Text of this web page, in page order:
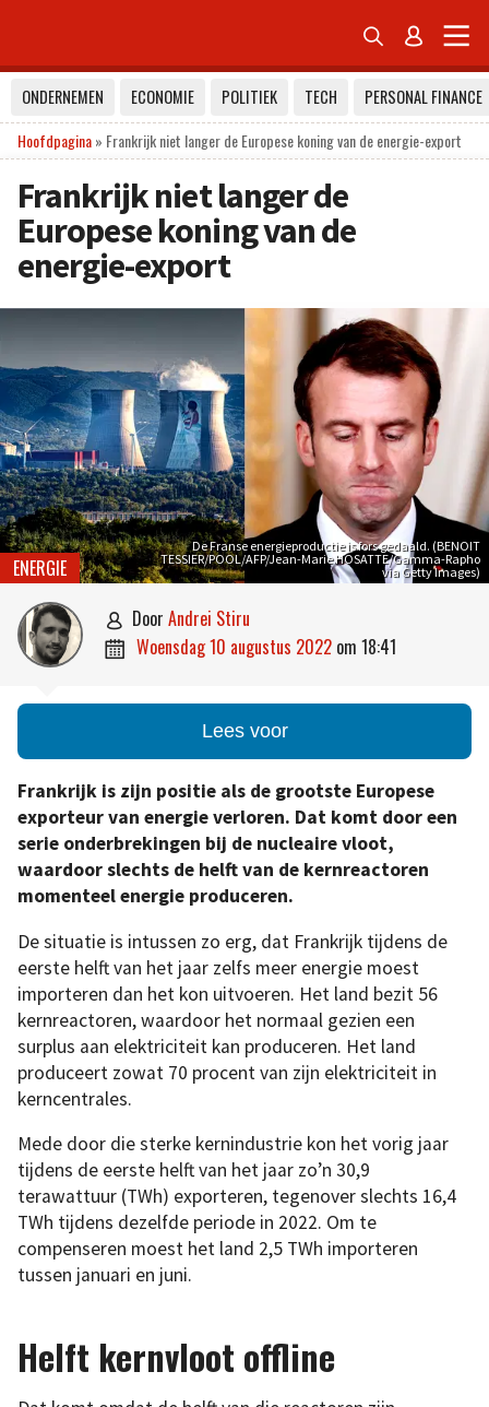
 
ONDERNEMEN ECONOMIE POLITIEK TECH
PERSONAL FINANCE
Hoofdpagina» Frankrijk niet langer de Europese koning van de energie-export
Frankrijk niet langer de
Europese koning van de
energie-export
De Franse energieproductie is fors gedaald. (BENOIT
TESSIER/POOL/AFP/Jean-Marie HOSATTE/Gamma-Rapho
via Getty Images)
ENERGIE
 door Andrei Stiru
 woensdag 10 augustus 2022 om 18:41
Lees voor
Frankrijk is zijn positie als de grootste Europese
exporteur van energie verloren. Dat komt door een
serie onderbrekingen bij de nucleaire vloot,
waardoor slechts de helft van de kernreactoren
momenteel energie produceren.
De situatie is intussen zo erg, dat Frankrijk tijdens de
eerste helft van het jaar zelfs meer energie moest
importeren dan het kon uitvoeren. Het land bezit 56
kernreactoren, waardoor het normaal gezien een
surplus aan elektriciteit kan produceren. Het land
produceert zowat 70 procent van zijn elektriciteit in
kerncentrales.
Mede door die sterke kernindustrie kon het vorig jaar
tijdens de eerste helft van het jaar zo’n 30,9
terawattuur (TWh) exporteren, tegenover slechts 16,4
TWh tijdens dezelfde periode in 2022. Om te
compenseren moest het land 2,5 TWh importeren
tussen januari en juni.
Helft kernvloot offline